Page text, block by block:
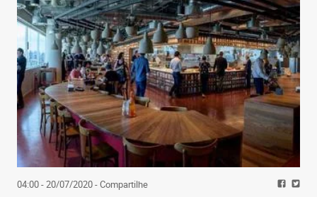
04:00 - 20/07/2020- Compartilhe